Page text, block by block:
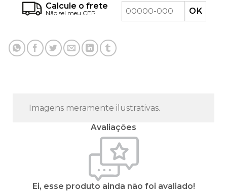
Calcule o frete
Não sei meu CEP
Imagens meramente ilustrativas.
Avaliações
Ei, esse produto ainda não foi avaliado!